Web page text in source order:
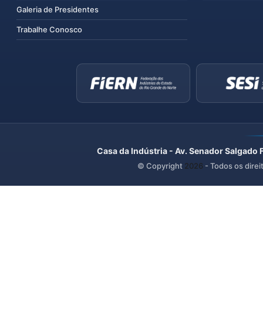
Galeria de Presidentes
Trabalhe Conosco
Casa da Indústria - Av. Senador
© Copyright 2026 - Todos os